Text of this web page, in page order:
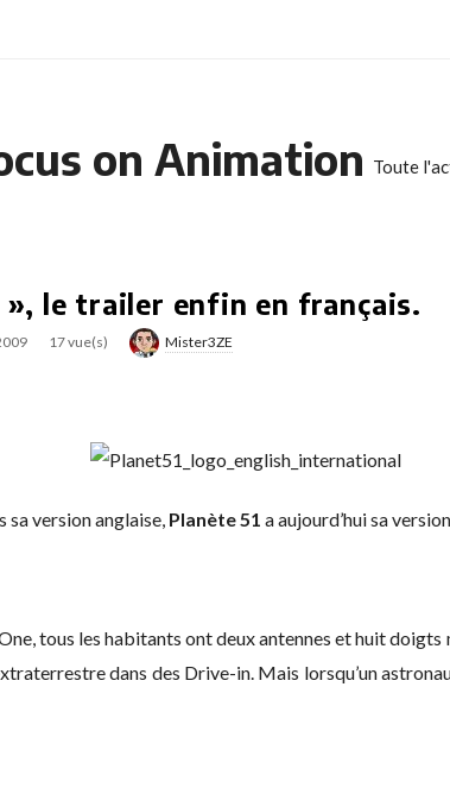
on Animation Toute
», le trailer enfin en français.
17 vue(s) Mister3ZE
sa version anglaise, Planète 51 aaujourd’hui sa
tous les habitants ont deux antennes et huit
dans des Drive-in. Mais lorsqu’un